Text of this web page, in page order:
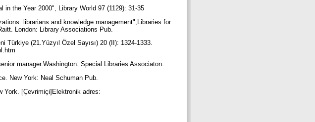
the Year 2000", Library World 97 (1129): 31-35
librarians and knowledge management",Libraries for
London: Library Associations Pub.
Türkiye (21.Yüzyıl Özel Sayısı) 20 (II): 1324-1333.
manager.Washington: Special Libraries Associaton.
New York: Neal Schuman Pub.
York. [Çevrimiçi]Elektronik adres: